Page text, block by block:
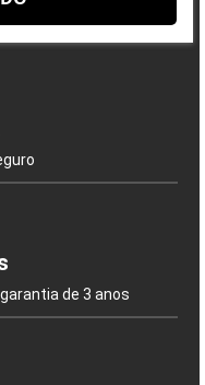
por um
prioridade
de 3 anos